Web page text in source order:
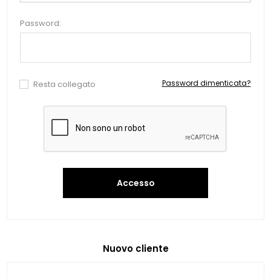
Nuovo cliente
Password:
Resta collegato Password dimenticata?
Accesso